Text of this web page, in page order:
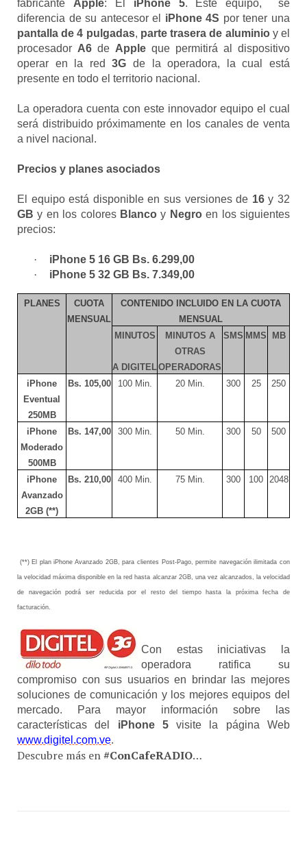
diferencia de su antecesor el iPhone 4S por tener una
pantalla de 4 pulgadas parte trasera de aluminio y el
procesador A6 de Apple que permitirá al dispositivo
operar en la red3G de la operadora, la cual está
presente en todo el territorio nacional.
La operadora cuenta con este innovador equipo el cual
será distribuido próximamente en los canales de venta
a nivel nacional.
Precios y planes asociados
El equipo está disponible en sus versiones de 16 y 32
GB y en los colores Blanco y Negro en los siguientes
precios:
iPhone 5 16 GB Bs. 6.299,00
iPhone 5 32 GB Bs. 7.349,00
PLANES
CUOTA
MENSUAL
CONTENIDO INCLUIDO EN LA CUOTA
MENSUAL
MINUTOS
A DIGITEL
MINUTOS A
OTRAS
OPERADORAS
SMS MMS MB
iPhone
Eventual
250MB
Bs. 105,00 100 Min. 20 Min. 300 25 250
iPhone
Moderado
500MB
Bs. 147,00 300 Min. 50 Min. 300 50 500
iPhone
Avanzado
2GB (**)
Bs. 210,00 400 Min. 75 Min. 300 100 2048
(**) El plan iPhone Avanzado 2GB, para clientes Post-Pago, permite navegación ilimitada con
la velocidad máxima disponible en la red hasta alcanzar 2GB, una vez alcanzados, la velocidad
de navegación podrá ser reducida por el resto del tiempo hasta la próxima fecha de
facturación.
Con estas iniciativas la
operadora ratifica su
compromiso con sus usuarios en brindar las mejores
soluciones de comunicación y los mejores equipos del
mercado. Para mayor información sobre las
características del iPhone 5 visite la página Web
www.digitel.com.ve
Descubre más en #ConCafeRADIO